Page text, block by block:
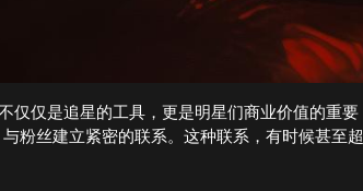
仅仅是追星的工具，更是明星们商业价值的重要
粉丝建立紧密的联系。这种联系，有时候甚至超